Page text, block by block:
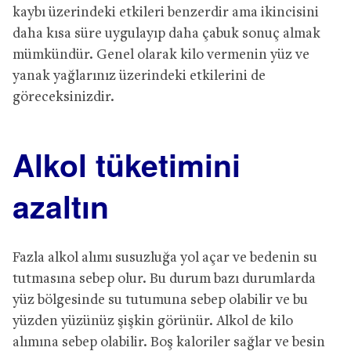
kaybı üzerindeki etkileri benzerdir ama ikincisini
daha kısa süre uygulayıp daha çabuk sonuç almak
mümkündür. Genel olarak kilo vermenin yüz ve
yanak yağlarınız üzerindeki etkilerini de
göreceksinizdir.
Alkol tüketimini
azaltın
Fazla alkol alımı susuzluğa yol açar ve bedenin su
tutmasına sebep olur. Bu durum bazı durumlarda
yüz bölgesinde su tutumuna sebep olabilir ve bu
yüzden yüzünüz şişkin görünür. Alkol de kilo
alımına sebep olabilir. Boş kaloriler sağlar ve besin